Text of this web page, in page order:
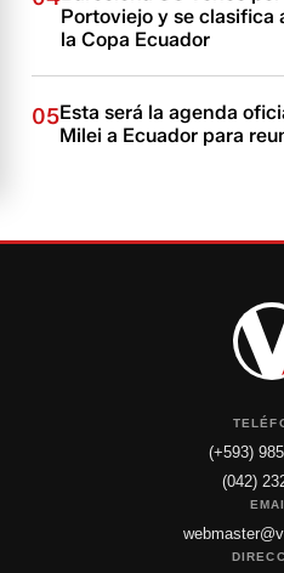
Portoviejo y se clasifica
la Copa Ecuador
05Esta será la agenda
Milei a Ecuador para
(+593)
(042)